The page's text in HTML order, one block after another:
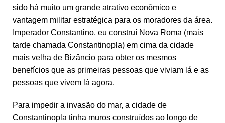
sido há muito um grande atrativo econômico e
vantagem militar estratégica para os moradores da área.
Imperador Constantino, eu construí Nova Roma (mais
tarde chamada Constantinopla) em cima da cidade
mais velha de Bizâncio para obter os mesmos
benefícios que as primeiras pessoas que viviam lá e as
pessoas que vivem lá agora.
Para impedir a invasão do mar, a cidade de
Constantinopla tinha muros construídos ao longo de